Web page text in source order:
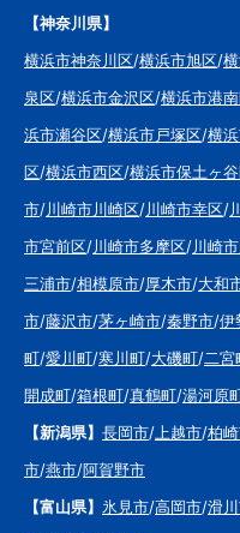
【神奈川県】
横浜市神奈川区/横浜市旭区/
泉区/横浜市金沢区/横浜市港
浜市瀬谷区/横浜市戸塚区/横
区/横浜市西区/横浜市保土ヶ
市/川崎市川崎区/川崎市幸区/
市宮前区/川崎市多摩区/川崎
三浦市/相模原市/厚木市/大和
市/藤沢市/茅ヶ崎市/秦野市/伊
町/愛川町/寒川町/大磯町/二宮
開成町/箱根町/真鶴町/湯河原
【新潟県】 長岡市/ 上越市/柏
市/燕市/阿賀野市
【富山県】 氷見市/高岡市/滑